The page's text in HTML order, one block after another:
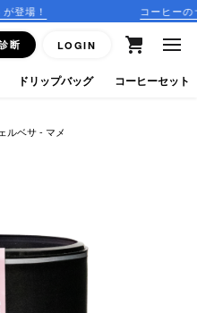
コーヒーのサブスクリプシ
断 LOGIN
ルベサ - マメ
ドリップバッグ コーヒーセット